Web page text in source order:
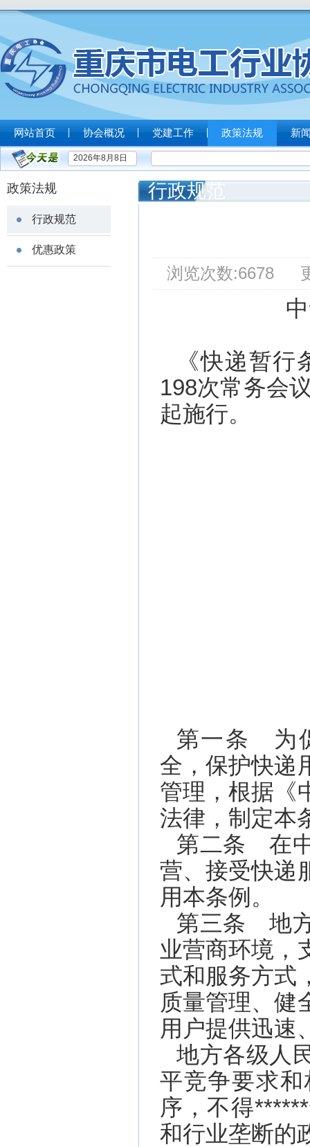
网站首页 协会概况 党建工作 政策法规 新
2026年8月8日
政策法规
行政规范
优惠政策
行政规范
浏览次数:6678
《快递暂
198次常务会
起施行。
第一条 为
全，保护快递
管理，根据《
法律，制定本
第二条 在
营、接受快递
用本条例。
第三条 地
业营商环境，
式和服务方式
质量管理、健
用户提供迅速
地方各级人
平竞争要求
序，不得
和行业垄断的